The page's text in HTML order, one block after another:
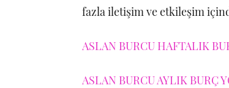
fazla iletişim ve etkileşim
ASLAN BURCU HAFTALIK
ASLAN BURCU AYLIK BURÇ